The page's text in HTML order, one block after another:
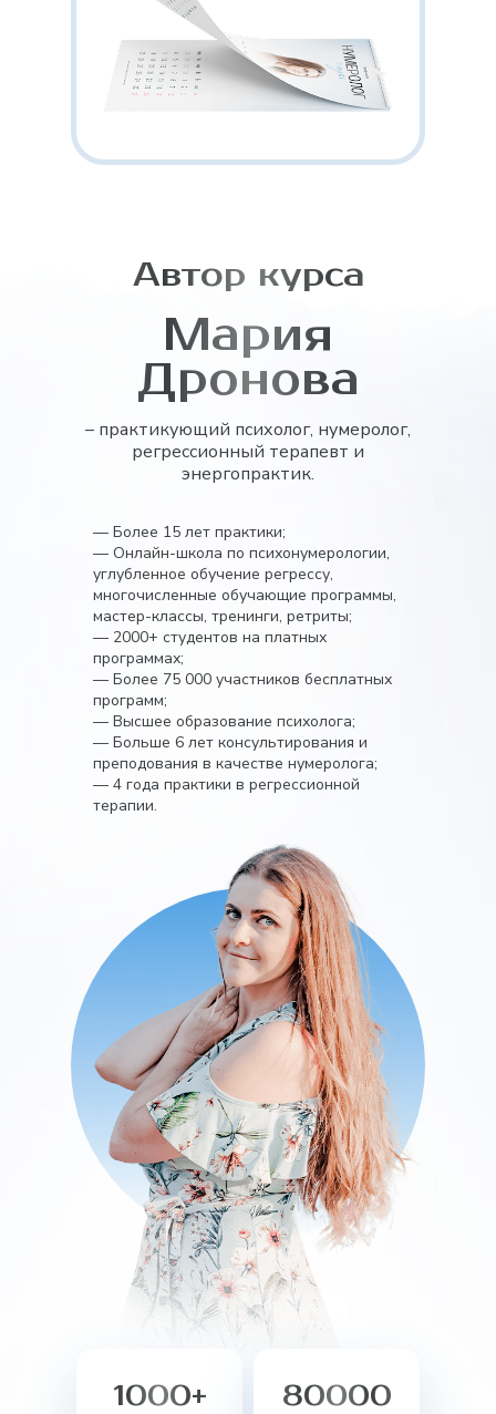
1000+
Автор курса
Мария
Дронова
– практикующий психолог, нумеролог,
регрессионный терапевт и
энергопрактик.
— Более 15 лет практики;
— Онлайн-школа по психонумерологии,
углубленное обучение регрессу,
многочисленные обучающие программы,
мастер-классы, тренинги, ретриты;
— 2000+ студентов на платных
программах;
— Более 75 000 участников бесплатных
программ;
— Высшее образование психолога;
— Больше 6 лет консультирования и
преподования в качестве нумеролога;
— 4 года практики в регрессионной
терапии.
80000